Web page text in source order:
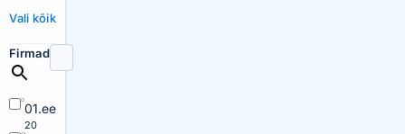
Vali kõik
Firmad
01.ee
20